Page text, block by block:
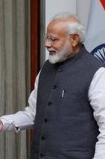
हैं।
मोदी के साधा वार्ता
मोर्चे पर भारत की मदद
किया।